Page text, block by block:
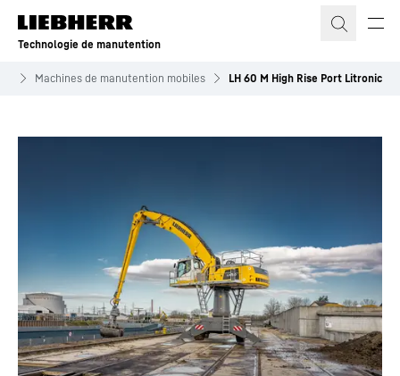
Technologie de manutention
Machines de manutention mobiles LH 60 M High Rise Port Litronic